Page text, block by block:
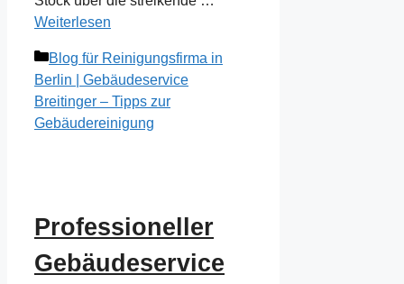
Weiterlesen
Kategorien
Blog für Reinigungsfirma in
Berlin | Gebäudeservice
Breitinger – Tipps zur
Gebäudereinigung
Professioneller
Gebäudeservice